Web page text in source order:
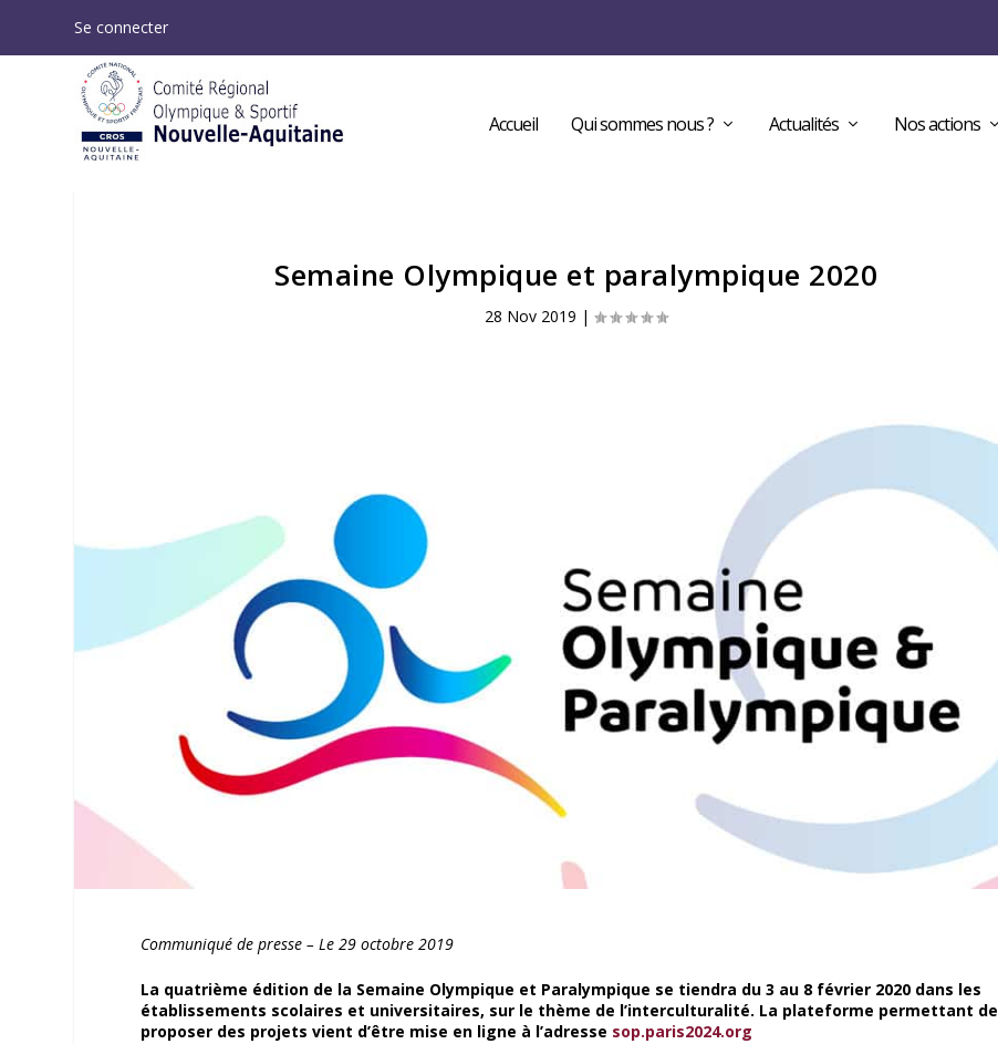
Se connecter
Accueil Qui sommes nous ? Actualités Nos actions
Semaine Olympique et paralympique 2020
28 Nov 2019 |
Communiqué de presse – Le 29 octobre 2019
La quatrième édition de la Semaine Olympique et Paralympique se tiendra du 3 au 8 février 2020 dans les
établissements scolaires et universitaires, sur le thème de l’interculturalité. La plateforme permettant de
proposer des projets vient d’être mise en ligne à l’adresse sop.paris2024.org